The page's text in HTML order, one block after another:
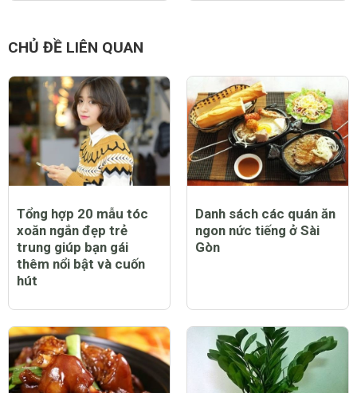
CHỦ ĐỀ LIÊN QUAN
Tổng hợp 20 mẫu tóc
xoăn ngắn đẹp trẻ
trung giúp bạn gái
thêm nổi bật và cuốn
hút
Danh sách các quán ăn
ngon nức tiếng ở Sài
Gòn